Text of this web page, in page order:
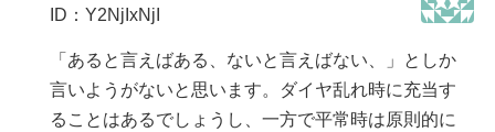
ID：Y2NjIxNjI
「あると言えばある、ないと言えばない、」としか
言いようがないと思います。ダイヤ乱れ時に充当す
ることはあるでしょうし、一方で平常時は原則的に